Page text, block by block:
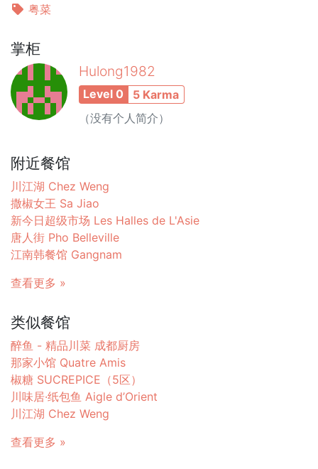
粤菜
掌柜
Hulong1982
Level 0
5 Karma
（没有个人简介）
附近餐馆
川江湖 Chez Weng
撒椒女王 Sa Jiao
新今日超级市场 Les Halles de L'Asie
唐人街 Pho Belleville
江南韩餐馆 Gangnam
查看更多 »
类似餐馆
醉鱼 - 精品川菜 成都厨房
那家小馆 Quatre Amis
椒糖 SUCREPICE（5区）
川味居·纸包鱼 Aigle d’Orient
川江湖 Chez Weng
查看更多 »